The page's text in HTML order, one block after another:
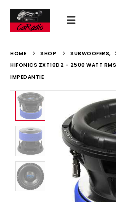
HOME SHOP SUBWOOFERS,
HIFONICS ZXT10D2 – 2500 WATT
IMPEDANTIE